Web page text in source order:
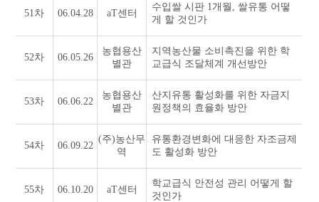
51차 06.04.28 aT센터
수입쌀 시판 1개월, 쌀유통 어떻
게 할 것인가
52차 06.05.26
농협용산
별관
지역농산물 소비촉진을 위한 학
교급식 조달체계 개선방안
53차 06.06.22
농협용산
별관
산지유통 활성화를 위한 자금지
원정책의 효율화 방안
54차 06.09.22
(주)농산무
역
유통환경변화에 대응한 자조금제
도 활성화 방안
55차 06.10.20 aT센터
학교급식 안전성 관리 어떻게 할
것인가